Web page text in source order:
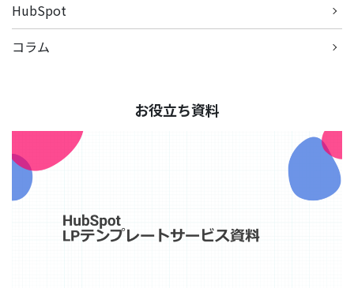
HubSpot
コラム
お役立ち資料